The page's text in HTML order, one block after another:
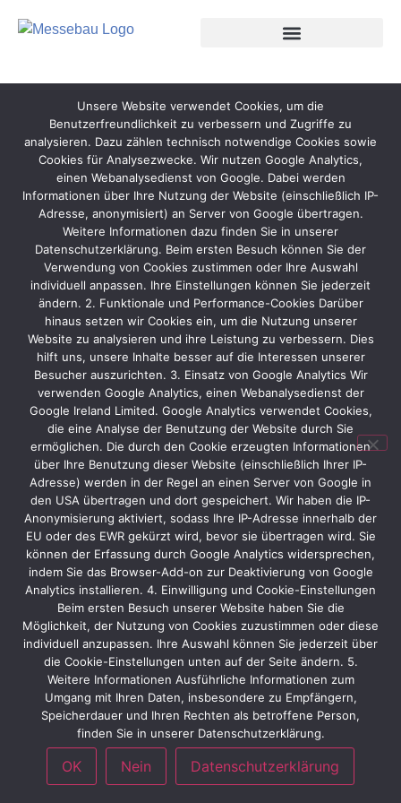
Unsere Website verwendet Cookies, um die
Benutzerfreundlichkeit zu verbessern und Zugriffe zu
analysieren. Dazu zählen technisch notwendige Cookies sowie
Cookies für Analysezwecke. Wir nutzen Google Analytics,
einen Webanalysedienst von Google. Dabei werden
Informationen über Ihre Nutzung der Website (einschließlich IP-
Adresse, anonymisiert) an Server von Google übertragen.
Weitere Informationen dazu finden Sie in unserer
Datenschutzerklärung. Beim ersten Besuch können Sie der
Verwendung von Cookies zustimmen oder Ihre Auswahl
individuell anpassen. Ihre Einstellungen können Sie jederzeit
ändern. 2. Funktionale und Performance-Cookies Darüber
hinaus setzen wir Cookies ein, um die Nutzung unserer
Website zu analysieren und ihre Leistung zu verbessern. Dies
hilft uns, unsere Inhalte besser auf die Interessen unserer
Besucher auszurichten. 3. Einsatz von Google Analytics Wir
verwenden Google Analytics, einen Webanalysedienst der
Google Ireland Limited. Google Analytics verwendet Cookies,
die eine Analyse der Benutzung der Website durch Sie
ermöglichen. Die durch den Cookie erzeugten Informationen
über Ihre Benutzung dieser Website (einschließlich Ihrer IP-
Adresse) werden in der Regel an einen Server von Google in
den USA übertragen und dort gespeichert. Wir haben die IP-
Anonymisierung aktiviert, sodass Ihre IP-Adresse innerhalb der
EU oder des EWR gekürzt wird, bevor sie übertragen wird. Sie
können der Erfassung durch Google Analytics widersprechen,
indem Sie das Browser-Add-on zur Deaktivierung von Google
Analytics installieren. 4. Einwilligung und Cookie-Einstellungen
Beim ersten Besuch unserer Website haben Sie die
Möglichkeit, der Nutzung von Cookies zuzustimmen oder diese
individuell anzupassen. Ihre Auswahl können Sie jederzeit über
die Cookie-Einstellungen unten auf der Seite ändern. 5.
Weitere Informationen Ausführliche Informationen zum
Umgang mit Ihren Daten, insbesondere zu Empfängern,
Speicherdauer und Ihren Rechten als betroffene Person,
finden Sie in unserer Datenschutzerklärung.
OK Nein Datenschutzerklärung